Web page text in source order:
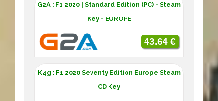
G2A : F1 2020 | Standard Edition (PC) - Steam
Key - EUROPE
43.64 €
K4g : F1 2020 Seventy Edition Europe Steam
CD Key